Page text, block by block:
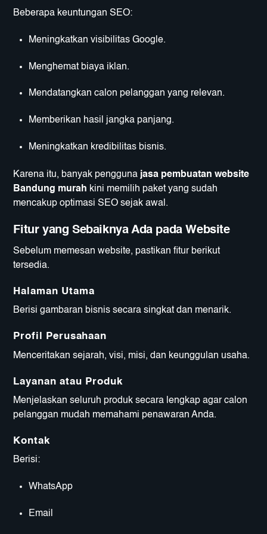
Beberapa keuntungan SEO:
Meningkatkan visibilitas Google.
Menghemat biaya iklan.
Mendatangkan calon pelanggan yang relevan.
Memberikan hasil jangka panjang.
Meningkatkan kredibilitas bisnis.
Karena itu, banyak pengguna jasa pembuatan website
Bandung murah kini memilih paket yang sudah
mencakup optimasi SEO sejak awal.
Fitur yang Sebaiknya Ada pada Website
Sebelum memesan website, pastikan fitur berikut
tersedia.
Halaman Utama
Berisi gambaran bisnis secara singkat dan menarik.
Profil Perusahaan
Menceritakan sejarah, visi, misi, dan keunggulan usaha.
Layanan atau Produk
Menjelaskan seluruh produk secara lengkap agar calon
pelanggan mudah memahami penawaran Anda.
Kontak
Berisi:
WhatsApp
Email